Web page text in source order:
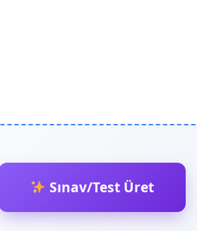
Sınav/Test Üret